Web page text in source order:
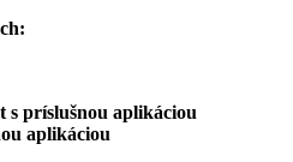
s príslušnou aplikáciou
aplikáciou